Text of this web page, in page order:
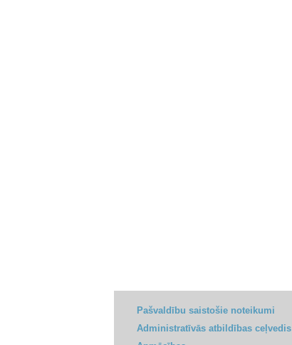
Pašvaldību saistošie noteikumi
Administratīvās atbildības ceļvedis